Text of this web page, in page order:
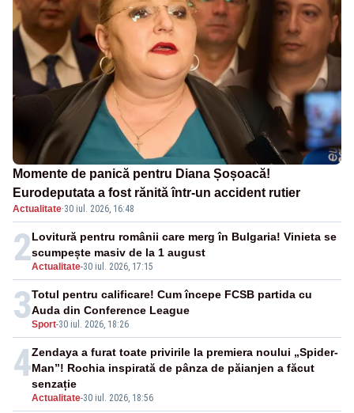
Momente de panică pentru Diana Șoșoacă!
Eurodeputata a fost rănită într-un accident rutier
Actualitate·30 iul. 2026, 16:48
2Actualitate-30 iul. 2026, 17:15
Lovitură pentru românii care merg în Bulgaria! Vinieta se
scumpește masiv de la 1 august
3Sport-30 iul. 2026, 18:26
Totul pentru calificare! Cum începe FCSB partida cu
Auda din Conference League
4
Actualitate-30 iul. 2026, 18:56
Zendaya a furat toate privirile la premiera noului „Spider-
Man”! Rochia inspirată de pânza de păianjen a făcut
senzație